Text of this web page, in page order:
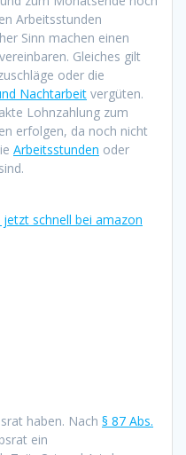
Arbeitsstunden
Sinn machen einen
Gleiches gilt
oder die
Nachtarbeit vergüten.
Lohnzahlung zum
erfolgen, da noch nicht
Arbeitsstunden oder
schnell bei amazon
haben. Nach § 87 Abs.
ein